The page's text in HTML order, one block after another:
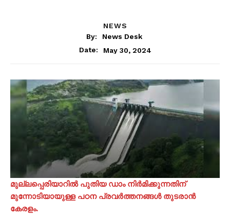
NEWS
By:
News Desk
Date:
May 30, 2024
മുല്ലപ്പെരിയാറിൽ പുതിയ ഡാം നിർമിക്കുന്നതിന്
മുന്നോടിയായുള്ള പഠന പ്രവർത്തനങ്ങൾ തുടരാൻ
കേരളം.